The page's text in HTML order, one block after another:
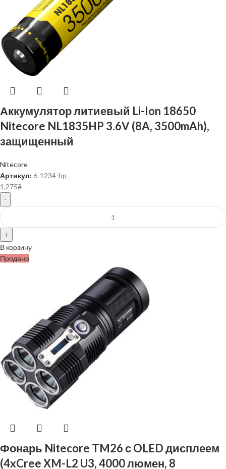
Аккумулятор литиевый Li-Ion 18650
Nitecore NL1835HP 3.6V (8A, 3500mAh),
защищенный
Nitecore
Артикул: 6-1234-hp
1,275₴
В корзину
Продано
Фонарь Nitecore TM26 с OLED дисплеем
(4xCree XM-L2 U3, 4000 люмен, 8